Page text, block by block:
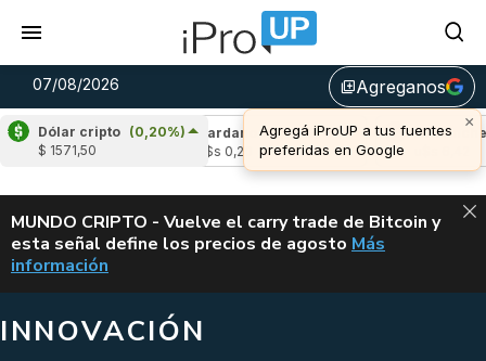
07/08/2026 library_addAgreganos
×
Agregá iProUP a tus fuentes
preferidas en Google
Dólar cripto (0,20%)
$ 1571,50
(-1,69%)
Cardano (4,88%)
u$s 0,20
Avalanche
(-
u$s 6,42
ALERTA
MUNDO CRIPTO - Vuelve el carry trade de Bitcoin y
esta señal define los precios de agosto VUELVE EL
Más
información
INNOVACIÓN